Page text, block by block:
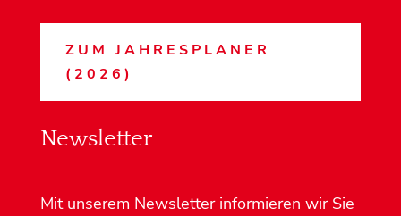
ZUM JAHRESPLANER
(2026)
Newsletter
Mit unserem Newsletter informieren wir Sie